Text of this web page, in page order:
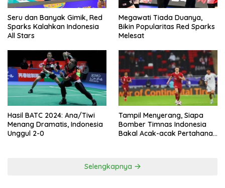
Seru dan Banyak Gimik, Red
Sparks Kalahkan Indonesia
All Stars
Megawati Tiada Duanya,
Bikin Popularitas Red Sparks
Melesat
Hasil BATC 2024: Ana/Tiwi
Menang Dramatis, Indonesia
Unggul 2-0
Tampil Menyerang, Siapa
Bomber Timnas Indonesia
Bakal Acak-acak Pertahanan
Selengkapnya